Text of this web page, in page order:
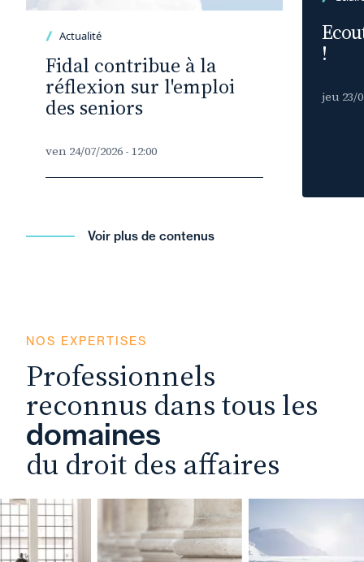
Actualité
Fidal contribue à la
réflexion sur l'emploi
des seniors
ven 24/07/2026 - 12:00
!
jeu 23/
Voir plus de contenus
NOS EXPERTISES
Professionnels
reconnus dans tous les
domaines
du droit des affaires